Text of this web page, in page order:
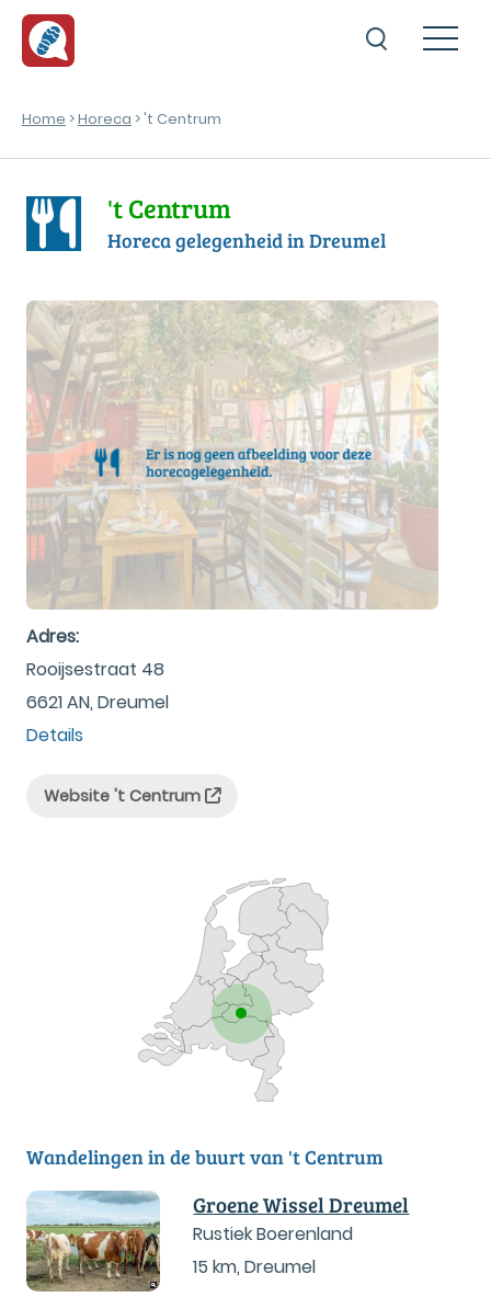
Home >Horeca > 't Centrum
't Centrum
Horeca gelegenheid in Dreumel
Adres:
Rooijsestraat 48
6621 AN, Dreumel
Details
Website 't Centrum
Wandelingen in de buurt van 't Centrum
Groene Wissel Dreumel
Rustiek Boerenland
15 km,Dreumel